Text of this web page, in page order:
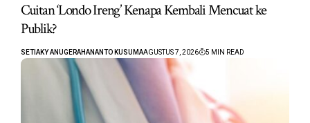
Cuitan ‘Londo Ireng’ Kenapa Kembali Mencuat ke
Publik?
SETIAKY ANUGERAHANANTO KUSUMAAGUSTUS 7, 2026 5 MIN READ